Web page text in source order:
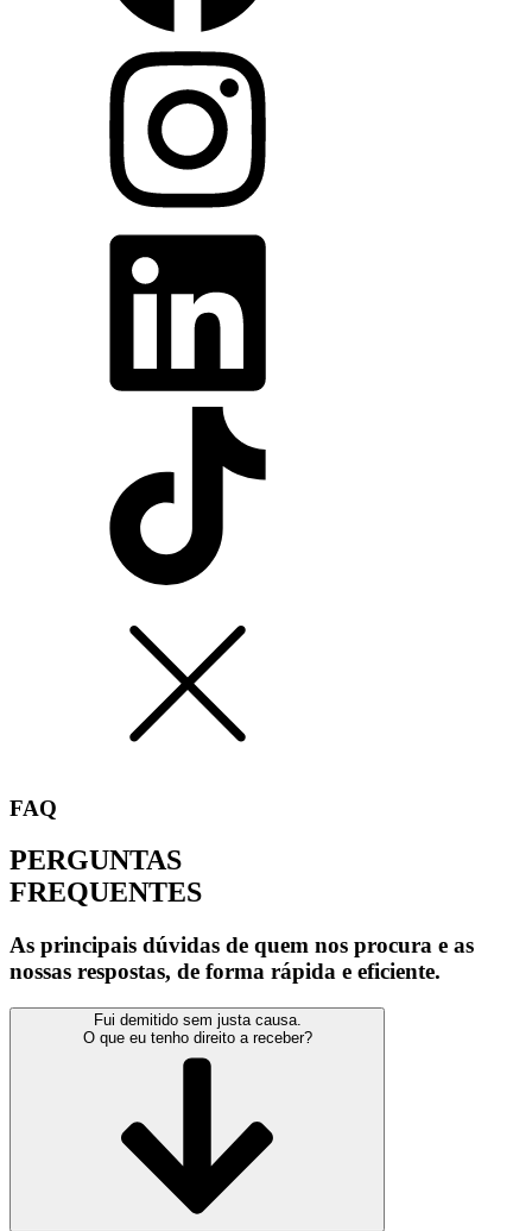
FAQ
PERGUNTAS
FREQUENTES
As principais dúvidas de quem nos procura e as
nossas respostas, de forma rápida e eficiente.
Fui demitido sem justa causa.
O que eu tenho direito a receber?